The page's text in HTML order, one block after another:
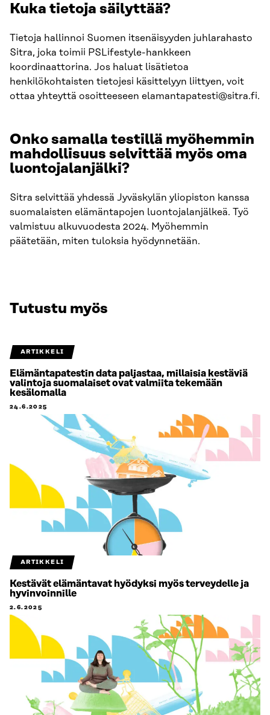
Kuka tietoja säilyttää?
Tietoja hallinnoi Suomen itsenäisyyden juhlarahasto
Sitra, joka toimii PSLifestyle-hankkeen
koordinaattorina. Jos haluat lisätietoa
henkilökohtaisten tietojesi käsittelyyn liittyen, voit
ottaa yhteyttä osoitteeseen elamantapatesti@sitra.fi.
Onko samalla testillä myöhemmin
mahdollisuus selvittää myös oma
luontojalanjälki?
Sitra selvittää yhdessä Jyväskylän yliopiston kanssa
suomalaisten elämäntapojen luontojalanjälkeä. Työ
valmistuu alkuvuodesta 2024. Myöhemmin
päätetään, miten tuloksia hyödynnetään.
Tutustu myös
ARTIKKELI
Elämäntapatestin data paljastaa, millaisia kestäviä
valintoja suomalaiset ovat valmiita tekemään
kesälomalla
24.6.2025
ARTIKKELI
Kestävät elämäntavat hyödyksi myös terveydelle ja
hyvinvoinnille
2.6.2025